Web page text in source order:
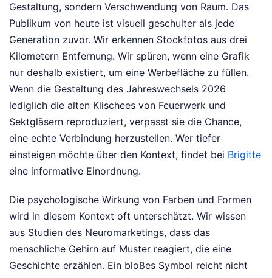
Gestaltung, sondern Verschwendung von Raum. Das
Publikum von heute ist visuell geschulter als jede
Generation zuvor. Wir erkennen Stockfotos aus drei
Kilometern Entfernung. Wir spüren, wenn eine Grafik
nur deshalb existiert, um eine Werbefläche zu füllen.
Wenn die Gestaltung des Jahreswechsels 2026
lediglich die alten Klischees von Feuerwerk und
Sektgläsern reproduziert, verpasst sie die Chance,
eine echte Verbindung herzustellen. Wer tiefer
einsteigen möchte über den Kontext, findet bei Brigitte
eine informative Einordnung.
Die psychologische Wirkung von Farben und Formen
wird in diesem Kontext oft unterschätzt. Wir wissen
aus Studien des Neuromarketings, dass das
menschliche Gehirn auf Muster reagiert, die eine
Geschichte erzählen. Ein bloßes Symbol reicht nicht